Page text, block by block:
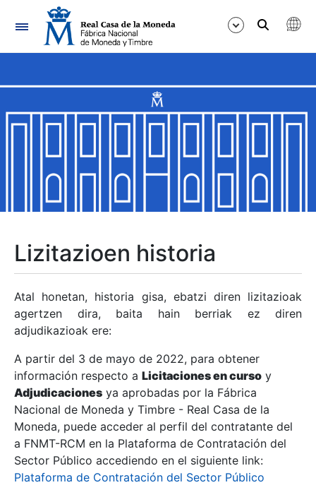
Nabigazioa
Erakutsi/Ezkutatu
Erakutsi/Ezkutatu
Erakutsi/Ezkutatu
Erakutsi/Ezkutatu
Erakutsi/Ezkutatu
Erakutsi/Ezkutatu
Erakutsi/Ezkutatu
Lizitazioen historia
Atal honetan, historia gisa, ebatzi diren lizitazioak
agertzen dira, baita hain berriak ez diren
adjudikazioak ere:
A partir del 3 de mayo de 2022, para obtener
información respecto a Licitaciones en curso y
Adjudicaciones ya aprobadas por la Fábrica
Nacional de Moneda y Timbre - Real Casa de la
Moneda, puede acceder al perfil del contratante del
a FNMT-RCM en la Plataforma de Contratación del
Sector Público accediendo en el siguiente link:
Plataforma de Contratación del Sector Público